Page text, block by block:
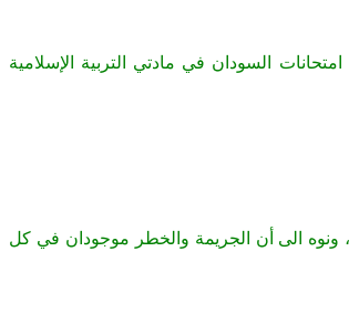
السودان في مادتي التربية الإسلامية
ونوه الى أن الجريمة والخطر موجودان في كل